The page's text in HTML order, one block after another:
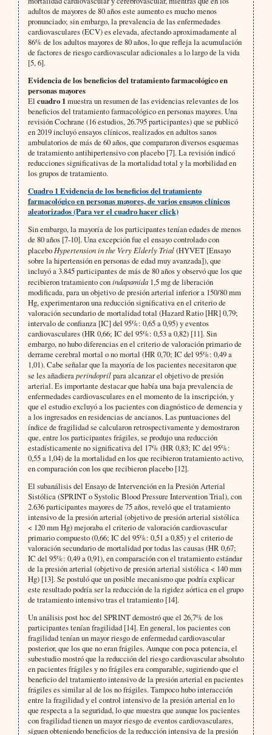
adultos de mayores de 80 años este aumento es mucho menos
pronunciado; sin embargo, la prevalencia de las enfermedades
cardiovasculares (ECV) es elevada, afectando aproximadamente al
86% de los adultos mayores de 80 años, lo que refleja la acumulación
de factores de riesgo cardiovascular adicionales a lo largo de la vida
[5, 6].
Evidencia de los beneficios del tratamiento farmacológico en
personas mayores
El cuadro 1muestra un resumen de las evidencias relevantes de los
beneficios del tratamiento farmacológico en personas mayores. Una
revisión Cochrane (16 estudios, 26.795 participantes) que se publicó
en 2019 incluyó ensayos clínicos, realizados en adultos sanos
ambulatorios de más de 60 años, que compararon diversos esquemas
de tratamiento antihipertensivo con placebo [7]. La revisión indicó
reducciones significativas de la mortalidad total y la morbilidad en
los grupos de tratamiento.
Cuadro 1 Evidencia de los beneficios del tratamiento
farmacológico en personas mayores, de varios ensayos clínicos
aleatorizados (Para ver el cuadro hacer click)
Sin embargo, la mayoría de los participantes tenían edades de menos
de 80 años [7-10]. Una excepción fue el ensayo controlado con
placebo Hypertension in the Very Elderly Trial(HYVET [Ensayo
sobre la hipertensión en personas de edad muy avanzada]), que
incluyó a 3.845 participantes de más de 80 años y observó que los que
recibieron tratamiento conindapamida1,5 mg de liberación
modificada, para un objetivo de presión arterial inferior a 150/80 mm
Hg, experimentaron una reducción significativa en el criterio de
valoración secundario de mortalidad total (Hazard Ratio [HR] 0,79;
intervalo de confianza [IC] del 95%: 0,65 a 0,95) y eventos
cardiovasculares (HR 0,66; IC del 95%: 0,53 a 0,82) [11]. Sin
embargo, no hubo diferencias en el criterio de valoración primario de
derrame cerebral mortal o no mortal (HR 0,70; IC del 95%: 0,49 a
1,01). Cabe señalar que la mayoría de los pacientes necesitaron que
se les añadieraperindoprilpara alcanzar el objetivo de presión
arterial. Es importante destacar que había una baja prevalencia de
enfermedades cardiovasculares en el momento de la inscripción, y
que el estudio excluyó a los pacientes con diagnóstico de demencia y
a los ingresados en residencias de ancianos. Las puntuaciones del
índice de fragilidad se calcularon retrospectivamente y demostraron
que, entre los participantes frágiles, se produjo una reducción
estadísticamente no significativa del 17% (HR 0,83; IC del 95%:
0,55 a 1,04) de la mortalidad en los que recibieron tratamiento activo,
en comparación con los que recibieron placebo [12].
El subanálisis del Ensayo de Intervención en la Presión Arterial
Sistólica (SPRINT o Systolic Blood Pressure Intervention Trial), con
2.636 participantes mayores de 75 años, reveló que el tratamiento
intensivo de la presión arterial (objetivo de presión arterial sistólica
< 120 mm Hg) mejoraba el criterio de valoración cardiovascular
primario compuesto (0,66; IC del 95%: 0,51 a 0,85) y el criterio de
valoración secundario de mortalidad por todas las causas (HR 0,67;
IC del 95%: 0,49 a 0,91), en comparación con el tratamiento estándar
de la presión arterial (objetivo de presión arterial sistólica < 140 mm
Hg) [13]. Se postuló que un posible mecanismo que podría explicar
este resultado podría ser la reducción de la rigidez aórtica en el grupo
de tratamiento intensivo tras el tratamiento [14].
Un análisis post hoc del SPRINT demostró que el 26,7% de los
participantes tenían fragilidad [14]. En general, los pacientes con
fragilidad tenían un mayor riesgo de enfermedad cardiovascular
posterior, que los que no eran frágiles. Aunque con poca potencia, el
subestudio mostró que la reducción del riesgo cardiovascular absoluto
en pacientes frágiles y no frágiles era comparable, sugiriendo que el
beneficio del tratamiento intensivo de la presión arterial en pacientes
frágiles es similar al de los no frágiles. Tampoco hubo interacción
entre la fragilidad y el control intensivo de la presión arterial en lo
que respecta a la seguridad, lo que muestra que aunque los pacientes
con fragilidad tienen un mayor riesgo de eventos cardiovasculares,
siguen obteniendo beneficios de la reducción intensiva de la presión